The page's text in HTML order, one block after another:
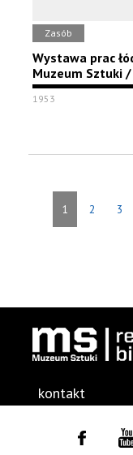
Zasób
Wystawa prac
Muzeum Sztuki
1953
1 2 3
kontakt